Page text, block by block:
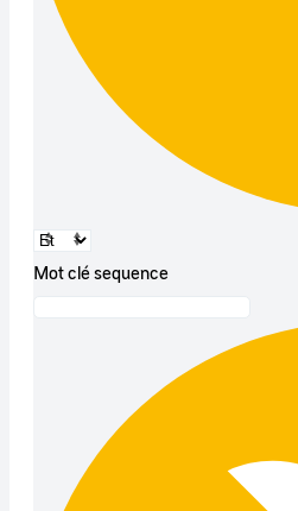
Mot clé sequence